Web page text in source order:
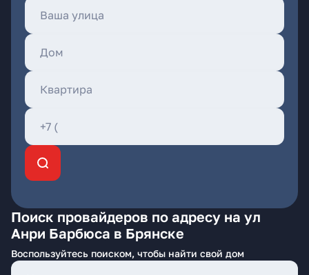
Поиск провайдеров по адресу на ул
Анри Барбюса в Брянске
Воспользуйтесь поиском, чтобы найти свой дом